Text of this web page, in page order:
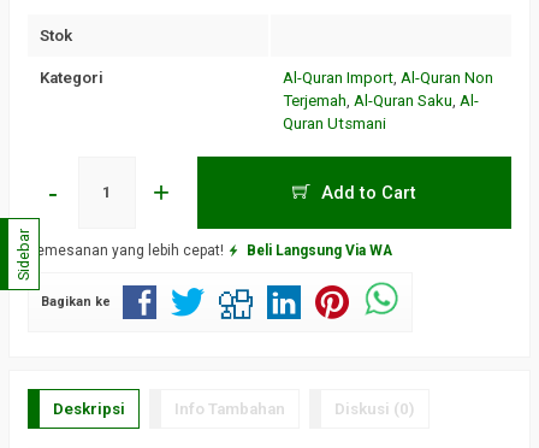
Stok
Kategori Al-Quran Import, Al-Quran Non
Terjemah, Al-Quran Saku, Al-
Quran Utsmani
- + Add to Cart
Pemesanan yang lebih cepat! Beli Langsung Via WA
Bagikan ke
Deskripsi Info Tambahan Diskusi (0)
Sidebar